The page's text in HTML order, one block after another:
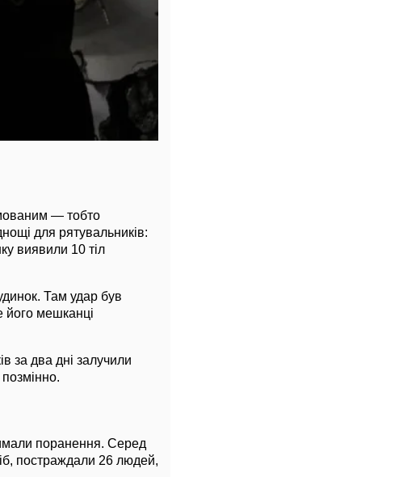
— тобто
для рятувальників:
виявили 10 тіл
Там удар був
його мешканці
за два дні залучили
поранення. Серед
постраждали 26 людей,